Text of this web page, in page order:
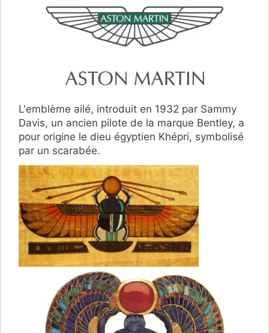
L'emblème ailé, introduit en 1932 par Sammy
Davis, un ancien pilote de la marque Bentley, a
pour origine le dieu égyptien Khépri, symbolisé
par un scarabée.